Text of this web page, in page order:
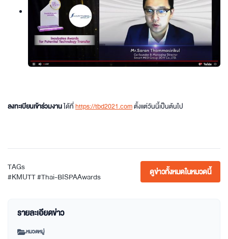
ลงทะเบียนเข้าร่วมงานได้ที่https://tbd2021.comตั้งแต่วันนี้เป็นต้นไป
TAGs
#KMUTT#Thai-BISPAAwards ดูข่าวทั้งหมดในหมวดนี้
รายละเอียดข่าว
หมวดหมู่